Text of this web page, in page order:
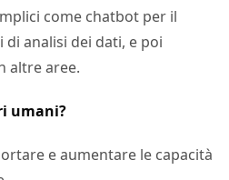
come chatbot per il
analisi dei dati, e poi
altre aree.
umani?
e aumentare le capacità